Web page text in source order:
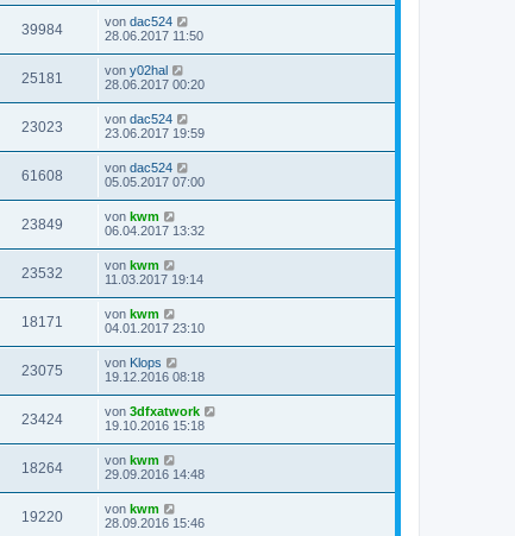
39984 von dac524
28.06.2017 11:50
25181 von y02hal
28.06.2017 00:20
23023 von dac524
23.06.2017 19:59
61608 von dac524
05.05.2017 07:00
23849 von kwm
06.04.2017 13:32
23532 von kwm
11.03.2017 19:14
18171 von kwm
04.01.2017 23:10
23075 von Klops
19.12.2016 08:18
23424 von 3dfxatwork
19.10.2016 15:18
18264 von kwm
29.09.2016 14:48
19220 von kwm
28.09.2016 15:46